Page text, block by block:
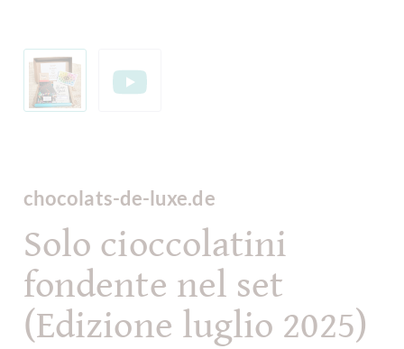
chocolats-de-luxe.de
Solo cioccolatini
fondente nel set
(Edizione luglio 2025)